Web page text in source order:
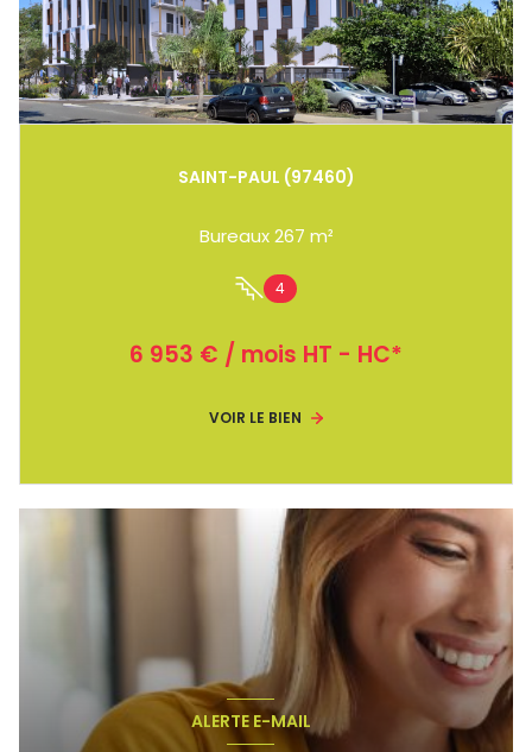
SAINT-PAUL (97460)
Bureaux 267 m²
4
6 953 € / mois HT - HC*
VOIR LE BIEN
ALERTE E-MAIL